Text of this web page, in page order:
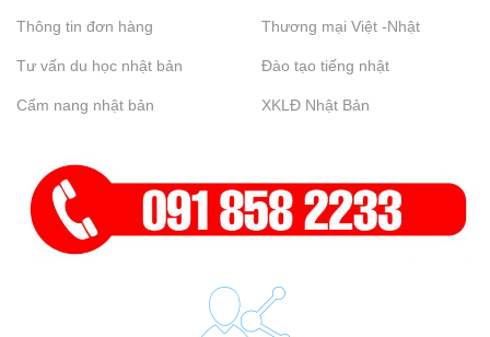
Thông tin đơn hàng Thương mại Việt -Nhật
Tư vấn du học nhật bản Đào tạo tiếng nhật
Cẩm nang nhật bản XKLĐ Nhật Bản